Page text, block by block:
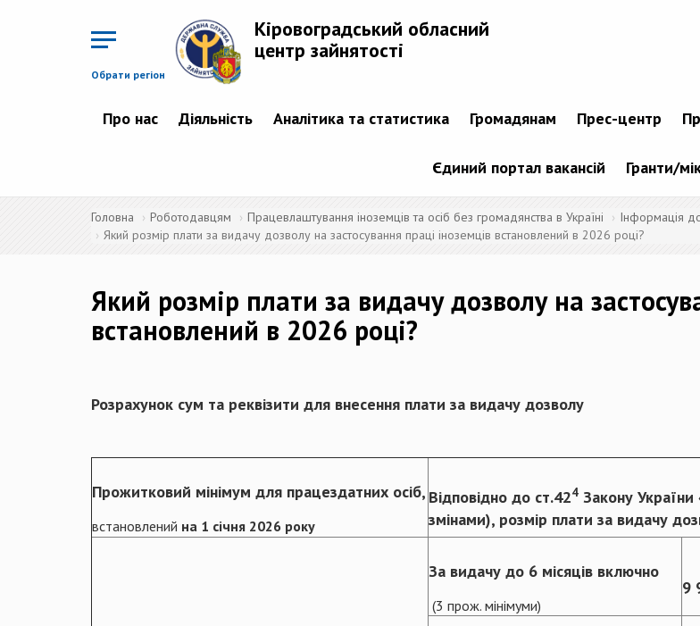
Обрати регіон
Кіровоградський обласний
центр зайнятості
Про нас Діяльність Аналітика та статистика Громадянам Прес-центр
Єдиний портал вакансій Гранти/
Головна Роботодавцям Працевлаштування іноземців та осіб без громадянства в Україні
Інформація
Який розмір плати за видачу дозволу на застосування праці іноземців встановлений в 2026 році?
Який розмір плати за видачу дозволу на
встановлений в 2026 році?
Розрахунок сум та реквізити для внесення плати за видачу дозволу
Прожитковий мінімум для працездатних осіб,
встановлений на 1 січня 2026 року
Відповідно до ст.424 Закону України
змінами), розмір плати за видачу
За видачу до 6 місяців включно
(3 прож. мінімуми)
9